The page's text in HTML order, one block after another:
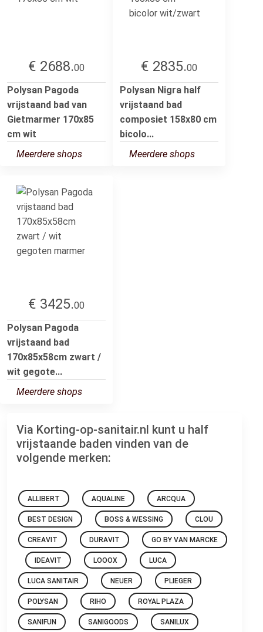
€ 2688.00
Polysan Pagoda
vrijstaand bad van
Gietmarmer 170x85
cm wit
Meerdere shops
€ 2835.00
Polysan Nigra half
vrijstaand bad
composiet 158x80 cm
bicolo...
Meerdere shops
€ 3425.00
Polysan Pagoda
vrijstaand bad
170x85x58cm zwart /
wit gegote...
Meerdere shops
Via Korting-op-sanitair.nl kunt u half
vrijstaande baden vinden van de
volgende merken:
ALLIBERT AQUALINE ARCQUA
BEST DESIGN BOSS & WESSING CLOU
CREAVIT DURAVIT GO BY VAN MARCKE
IDEAVIT LOOOX LUCA
LUCA SANITAIR NEUER PLIEGER
POLYSAN RIHO ROYAL PLAZA
SANIFUN SANIGOODS SANILUX